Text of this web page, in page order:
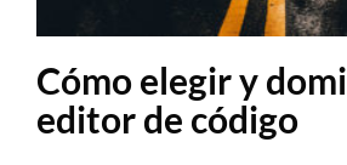
Cómo elegir y
editor de código